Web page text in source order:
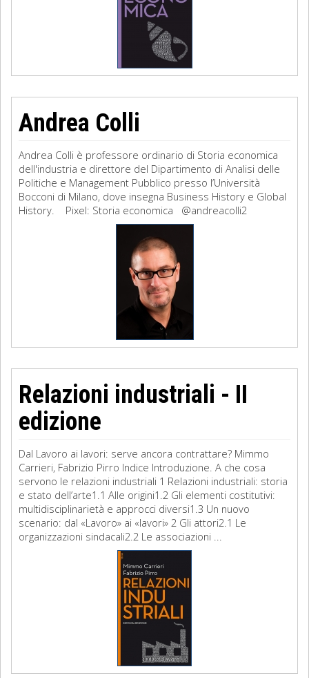
Andrea Colli
Andrea Colli è professore ordinario di Storia economica
dell'industria e direttore del Dipartimento di Analisi delle
Politiche e Management Pubblico presso l’Università
Bocconi di Milano, dove insegna Business History e Global
History. Pixel: Storia economica @andreacolli2
Relazioni industriali - II
edizione
Dal Lavoro ai lavori: serve ancora contrattare? Mimmo
Carrieri, Fabrizio Pirro Indice Introduzione. A che cosa
servono le relazioni industriali 1 Relazioni industriali: storia
e stato dell’arte1.1 Alle origini1.2 Gli elementi costitutivi:
multidisciplinarietà e approcci diversi1.3 Un nuovo
scenario: dal «Lavoro» ai «lavori» 2 Gli attori2.1 Le
organizzazioni sindacali2.2 Le associazioni ...